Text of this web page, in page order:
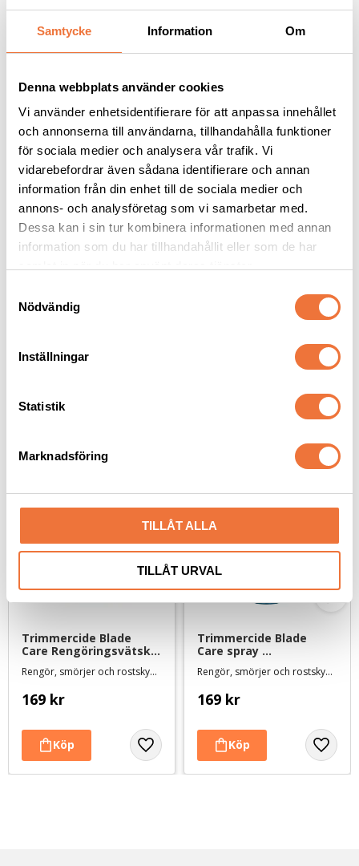
Samtycke Information Om
Denna webbplats använder cookies
Vi använder enhetsidentifierare för att anpassa innehållet
och annonserna till användarna, tillhandahålla funktioner
för sociala medier och analysera vår trafik. Vi
vidarebefordrar även sådana identifierare och annan
information från din enhet till de sociala medier och
annons- och analysföretag som vi samarbetar med.
Dessa kan i sin tur kombinera informationen med annan
information som du har tillhandahållit eller som de har
Nödvändig
Inställningar
Statistik
Marknadsföring
TILLÅT ALLA
TILLÅT URVAL
Liknande produkter
klippmaskin 2- speed -
Speed klippmaskin
Med två hastigheter: 2100 och 3200 rpm, levereras utan skär
Trimmercide Blade
Care Rengöringsvätska
Rengör, smörjer och rostskyddar skären. Mild lukt och svensktillverkad
169 kr
Trimmercide Blade
Care spray
Rengöringsvätska - 500
ml
Rengör, smörjer och rostskyddar skären. Mild lukt och svensktillverkad
169 kr